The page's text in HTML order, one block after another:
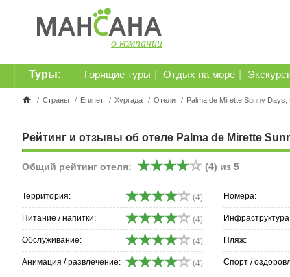
о компании
Горящие туры Отдых на море
Туры:
/ Страны / Египет / Хургада / Отели / Palma de Mirette Sunny Days,
Рейтинг и отзывы об отеле Palma de Mirette
Общий рейтинг отеля: (4) из 5
Территория: (4) Номера:
Питание / напитки: (4)
Обслуживание: (4) Пляж:
Анимация / развлечение: (4) Спорт /